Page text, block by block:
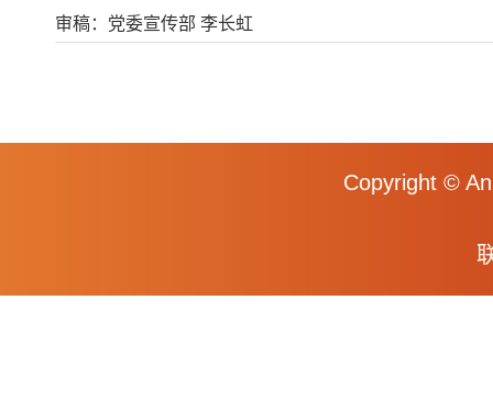
审稿：党委宣传部 李长虹
Copyright ©